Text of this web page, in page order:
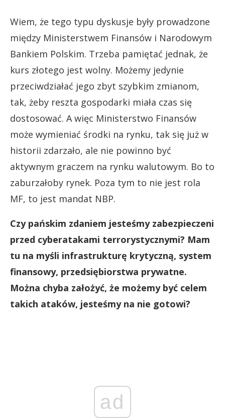
Wiem, że tego typu dyskusje były prowadzone
między Ministerstwem Finansów i Narodowym
Bankiem Polskim. Trzeba pamiętać jednak, że
kurs złotego jest wolny. Możemy jedynie
przeciwdziałać jego zbyt szybkim zmianom,
tak, żeby reszta gospodarki miała czas się
dostosować. A więc Ministerstwo Finansów
może wymieniać środki na rynku, tak się już w
historii zdarzało, ale nie powinno być
aktywnym graczem na rynku walutowym. Bo to
zaburzałoby rynek. Poza tym to nie jest rola
MF, to jest mandat NBP.
Czy pańskim zdaniem jesteśmy zabezpieczeni
przed cyberatakami terrorystycznymi? Mam
tu na myśli infrastrukturę krytyczną, system
finansowy, przedsiębiorstwa prywatne.
Można chyba założyć, że możemy być celem
takich ataków, jesteśmy na nie gotowi?
ad